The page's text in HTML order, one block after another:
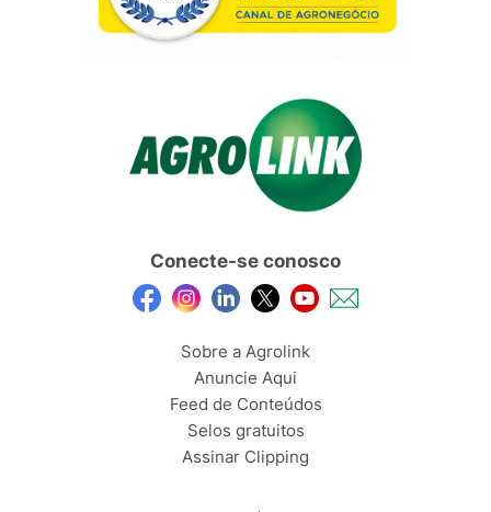
Conecte-se conosco
Sobre a Agrolink
Anuncie Aqui
Feed de Conteúdos
Selos gratuitos
Assinar Clipping